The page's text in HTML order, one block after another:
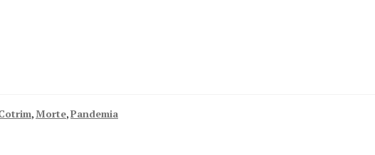
,Morte,Pandemia